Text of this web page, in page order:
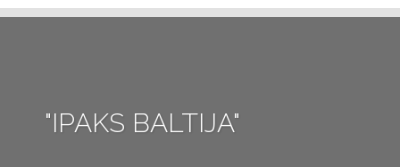
"IPAKS BALTIJA"